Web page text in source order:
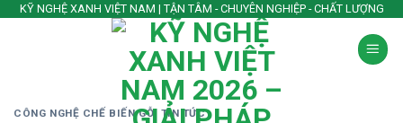
SkipKỸ NGHỆ XANH VIỆT NAM | TẬN TÂM - CHUYÊN NGHIỆP - CHẤT LƯỢNG
CÔNG NGHỆ CHẾ BIẾN GỖ TIN TỨC